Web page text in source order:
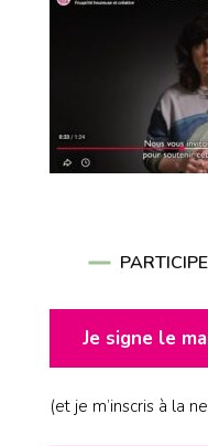
Je signe le
(et je m’inscris à la